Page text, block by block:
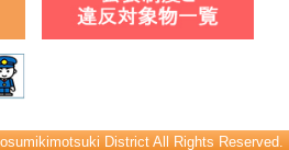
District All Rights Reserved.